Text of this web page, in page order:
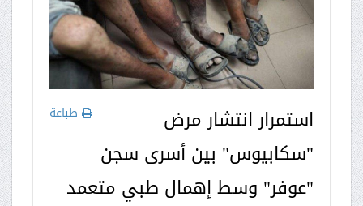
طباعة
استمرار انتشار مرض
"سكابيوس" بين أسرى سجن
"عوفر" وسط إهمال طبي متعمد